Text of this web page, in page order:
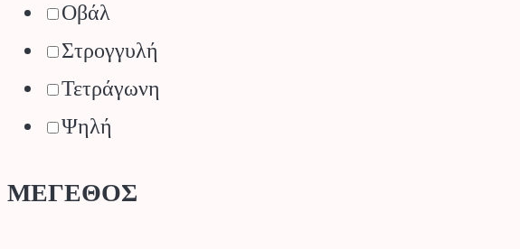
Οβάλ
Στρογγυλή
Τετράγωνη
Ψηλή
ΜΕΓΕΘΟΣ